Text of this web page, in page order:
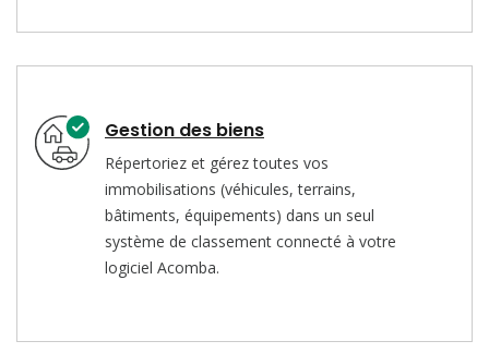
Gestion des biens
Répertoriez et gérez toutes vos
immobilisations (véhicules, terrains,
bâtiments, équipements) dans un seul
système de classement connecté à votre
logiciel Acomba.